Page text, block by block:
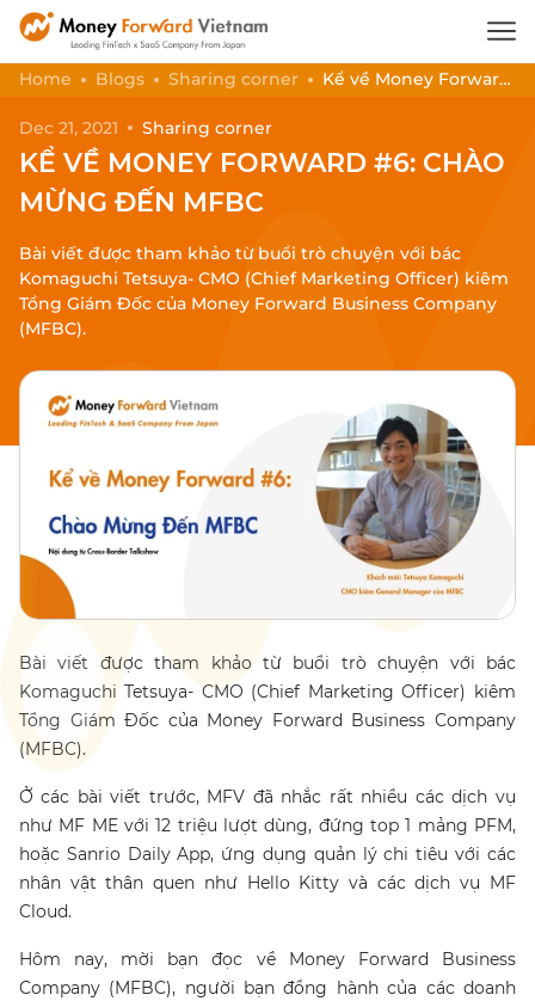
Home Blogs Sharing corner
Kể về Money Forward
Dec 21, 2021
Sharing corner
KỂ VỀ MONEY FORWARD #6: CHÀO
MỪNG ĐẾN MFBC
Bài viết được tham khảo từ buổi trò chuyện với bác
Komaguchi Tetsuya- CMO (Chief Marketing Officer) kiêm
Tổng Giám Đốc của Money Forward Business Company
(MFBC).
Bài viết được tham khảo từ buổi trò chuyện với bác
Komaguchi Tetsuya- CMO (Chief Marketing Officer) kiêm
Tổng Giám Đốc của Money Forward Business Company
(MFBC).
Ở các bài viết trước, MFV đã nhắc rất nhiều các dịch vụ
như MF ME với 12 triệu lượt dùng, đứng top 1 mảng PFM,
hoặc Sanrio Daily App, ứng dụng quản lý chi tiêu với các
nhân vật thân quen như Hello Kitty và các dịch vụ MF
Cloud.
Hôm nay, mời bạn đọc về Money Forward Business
Company (MFBC), người bạn đồng hành của các doanh